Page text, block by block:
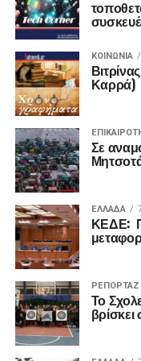
ΚΟΙΝΩΝΙΑ
Καρρά)
Σε
ΕΛΛΑΔΑ
ΚΕΔΕ:
ΡΕΠΟΡΤΑΖ
Το
βρίσκει